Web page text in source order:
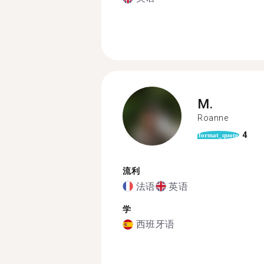
M.
Roanne
format_quote 4
流利
法语 英语
学
西班牙语